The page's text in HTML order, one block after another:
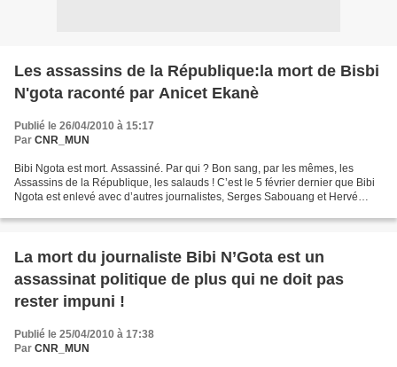
Les assassins de la République:la mort de Bisbi
N'gota raconté par Anicet Ekanè
Publié le 26/04/2010 à 15:17
Par CNR_MUN
Bibi Ngota est mort. Assassiné. Par qui ? Bon sang, par les mêmes, les
Assassins de la République, les salauds ! C’est le 5 février dernier que Bibi
Ngota est enlevé avec d’autres journalistes, Serges Sabouang et Hervé
La mort du journaliste Bibi N’Gota est un
assassinat politique de plus qui ne doit pas
rester impuni !
Publié le 25/04/2010 à 17:38
Par CNR_MUN